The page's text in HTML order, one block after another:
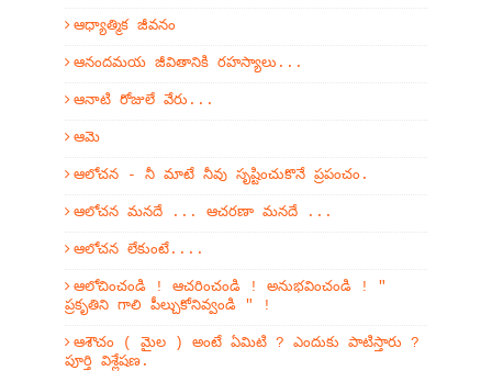
ఆధ్యాత్మిక జీవనం
ఆనందమయ జీవితానికి రహస్యాలు...
ఆనాటి రోజులే వేరు...
ఆమె
ఆలోచన - నీ మాటే నీవు సృష్టించుకొనే ప్రపంచం.
ఆలోచన మనదే ... ఆచరణా మనదే ...
ఆలోచన లేకుంటే....
ఆలోచించండి ! ఆచరించండి ! అనుభవించండి ! "
ప్రకృతిని గాలి పీల్చుకోనివ్వండి " !
ఆశౌచం ( మైల ) అంటే ఏమిటి ? ఎందుకు పాటిస్తారు ?
పూర్తి విశ్లేషణ.